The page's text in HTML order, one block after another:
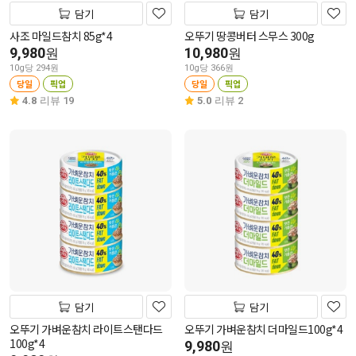
담기
사조 마일드참치 85g*4
9,980원
10g당 294원
당일 픽업
4.8 리뷰 19
담기
오뚜기 땅콩버터 스무스 300g
10,980원
10g당 366원
당일 픽업
5.0 리뷰 2
담기
오뚜기 가벼운참치 라이트스탠다드
100g*4
담기
오뚜기 가벼운참치 더마일드100g*4
9,980원